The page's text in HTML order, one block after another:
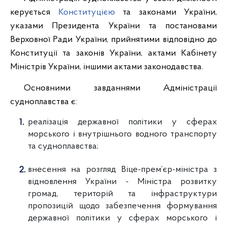
керується Конституцією та законами України,
указами Президента України та постановами
Верховної Ради України, прийнятими відповідно до
Конституції та законів України, актами Кабінету
Міністрів України, іншими актами законодавства.
Основними завданнями Адміністрації
судноплавства є:
реалізація державної політики у сферах
морського і внутрішнього водного транспорту
та судноплавства;
внесення на розгляд Віце-прем’єр-міністра з
відновлення України - Міністра розвитку
громад, територій та інфраструктури
пропозицій щодо забезпечення формування
державної політики у сферах морського і